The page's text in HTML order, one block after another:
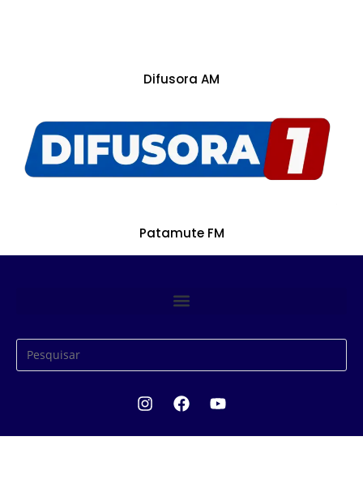
Difusora AM
Patamute FM